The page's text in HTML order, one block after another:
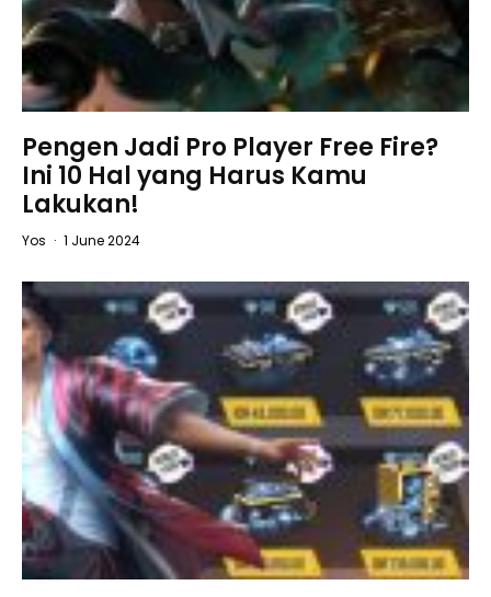
Pengen Jadi Pro Player Free Fire?
Ini 10 Hal yang Harus Kamu
Lakukan!
Yos · 1 June 2024